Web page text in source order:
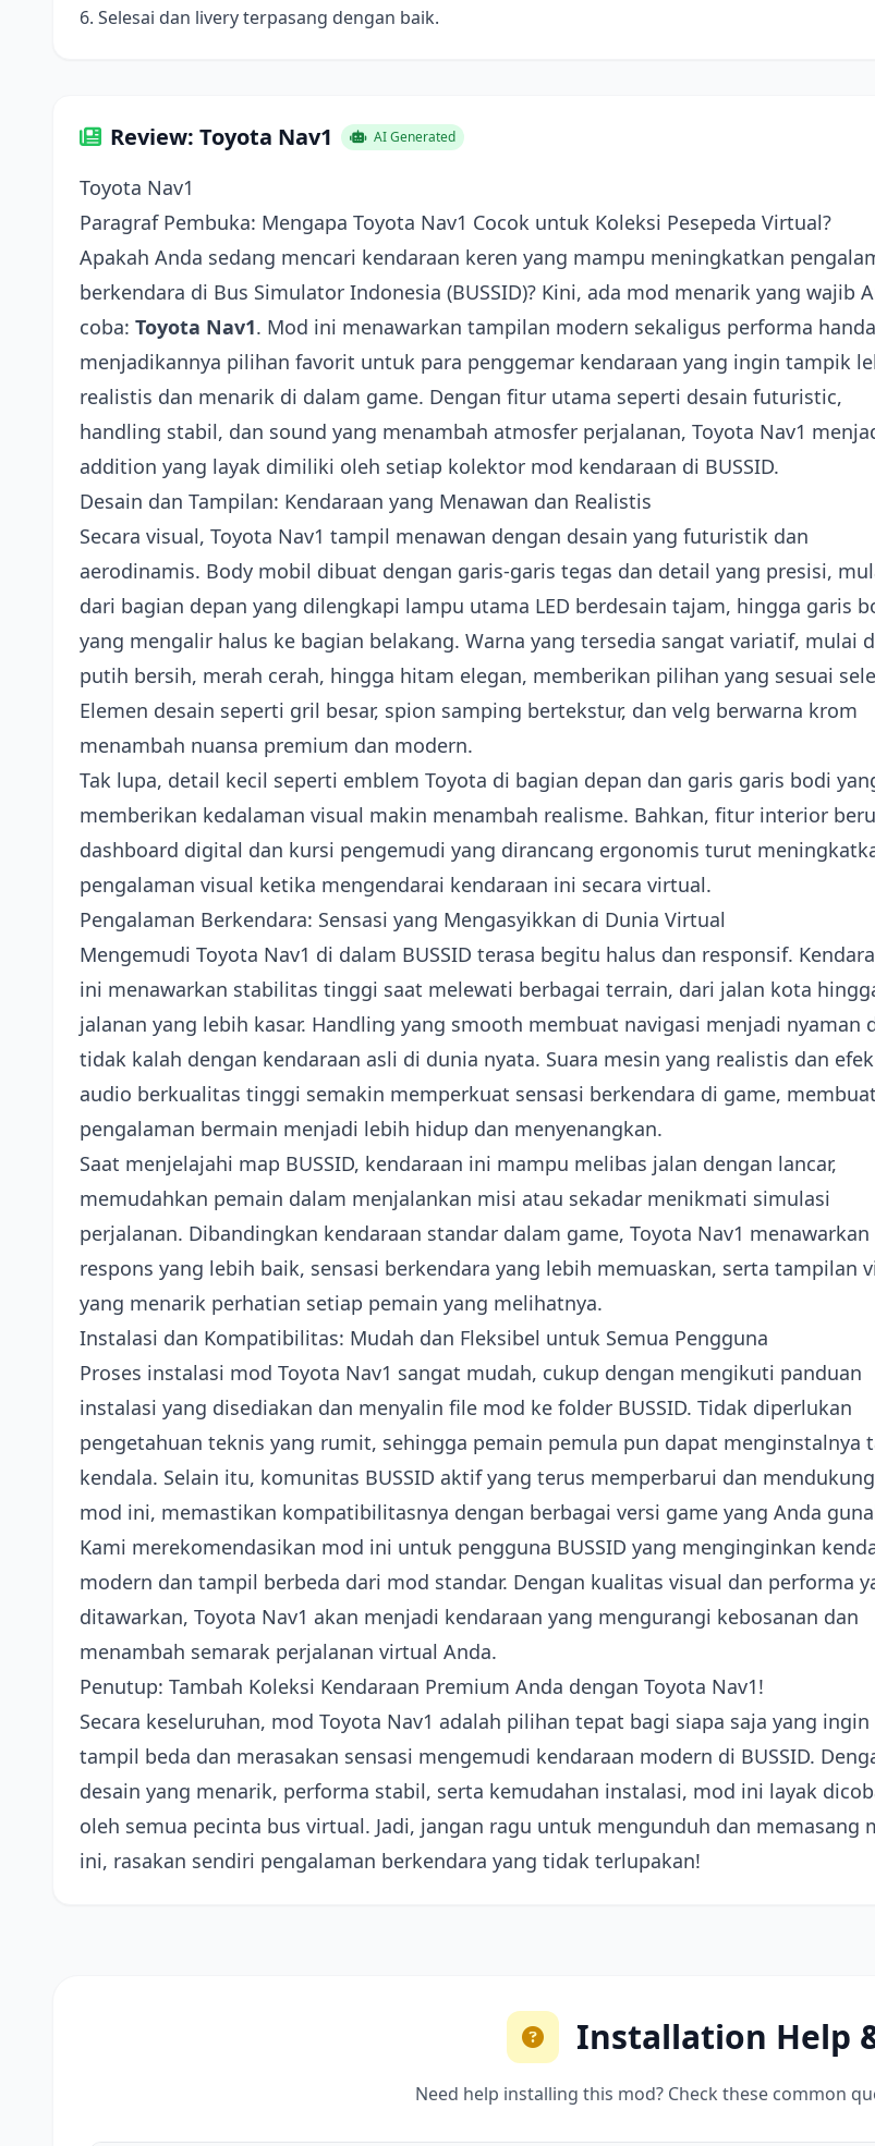
6. Selesai dan livery terpasang dengan baik.
Review: Toyota Nav1 AI Generated
Toyota Nav1
Paragraf Pembuka: Mengapa Toyota Nav1 Cocok untuk Koleksi Pesepeda Virtual?
Apakah Anda sedang mencari kendaraan keren yang mampu meningkatkan
berkendara di Bus Simulator Indonesia (BUSSID)? Kini, ada mod menarik yang wajib
coba: Toyota Nav1. Mod ini menawarkan tampilan modern sekaligus performa
menjadikannya pilihan favorit untuk para penggemar kendaraan yang ingin tampik
realistis dan menarik di dalam game. Dengan fitur utama seperti desain futuristic,
handling stabil, dan sound yang menambah atmosfer perjalanan, Toyota Nav1
addition yang layak dimiliki oleh setiap kolektor mod kendaraan di BUSSID.
Desain dan Tampilan: Kendaraan yang Menawan dan Realistis
Secara visual, Toyota Nav1 tampil menawan dengan desain yang futuristik dan
aerodinamis. Body mobil dibuat dengan garis-garis tegas dan detail yang presisi,
dari bagian depan yang dilengkapi lampu utama LED berdesain tajam, hingga garis
yang mengalir halus ke bagian belakang. Warna yang tersedia sangat variatif, mulai
putih bersih, merah cerah, hingga hitam elegan, memberikan pilihan yang sesuai
Elemen desain seperti gril besar, spion samping bertekstur, dan velg berwarna krom
menambah nuansa premium dan modern.
Tak lupa, detail kecil seperti emblem Toyota di bagian depan dan garis garis bodi
memberikan kedalaman visual makin menambah realisme. Bahkan, fitur interior
dashboard digital dan kursi pengemudi yang dirancang ergonomis turut
pengalaman visual ketika mengendarai kendaraan ini secara virtual.
Pengalaman Berkendara: Sensasi yang Mengasyikkan di Dunia Virtual
Mengemudi Toyota Nav1 di dalam BUSSID terasa begitu halus dan responsif.
ini menawarkan stabilitas tinggi saat melewati berbagai terrain, dari jalan kota
jalanan yang lebih kasar. Handling yang smooth membuat navigasi menjadi nyaman
tidak kalah dengan kendaraan asli di dunia nyata. Suara mesin yang realistis dan efek
audio berkualitas tinggi semakin memperkuat sensasi berkendara di game, membuat
pengalaman bermain menjadi lebih hidup dan menyenangkan.
Saat menjelajahi map BUSSID, kendaraan ini mampu melibas jalan dengan lancar,
memudahkan pemain dalam menjalankan misi atau sekadar menikmati simulasi
perjalanan. Dibandingkan kendaraan standar dalam game, Toyota Nav1 menawarkan
respons yang lebih baik, sensasi berkendara yang lebih memuaskan, serta tampilan
yang menarik perhatian setiap pemain yang melihatnya.
Instalasi dan Kompatibilitas: Mudah dan Fleksibel untuk Semua Pengguna
Proses instalasi mod Toyota Nav1 sangat mudah, cukup dengan mengikuti panduan
instalasi yang disediakan dan menyalin file mod ke folder BUSSID. Tidak diperlukan
pengetahuan teknis yang rumit, sehingga pemain pemula pun dapat menginstalnya
kendala. Selain itu, komunitas BUSSID aktif yang terus memperbarui dan mendukung
mod ini, memastikan kompatibilitasnya dengan berbagai versi game yang Anda
Kami merekomendasikan mod ini untuk pengguna BUSSID yang menginginkan
modern dan tampil berbeda dari mod standar. Dengan kualitas visual dan performa
ditawarkan, Toyota Nav1 akan menjadi kendaraan yang mengurangi kebosanan dan
menambah semarak perjalanan virtual Anda.
Penutup: Tambah Koleksi Kendaraan Premium Anda dengan Toyota Nav1!
Secara keseluruhan, mod Toyota Nav1 adalah pilihan tepat bagi siapa saja yang ingin
tampil beda dan merasakan sensasi mengemudi kendaraan modern di BUSSID.
desain yang menarik, performa stabil, serta kemudahan instalasi, mod ini layak
oleh semua pecinta bus virtual. Jadi, jangan ragu untuk mengunduh dan memasang
ini, rasakan sendiri pengalaman berkendara yang tidak terlupakan!
Installation Help
Need help installing this mod? Check these common